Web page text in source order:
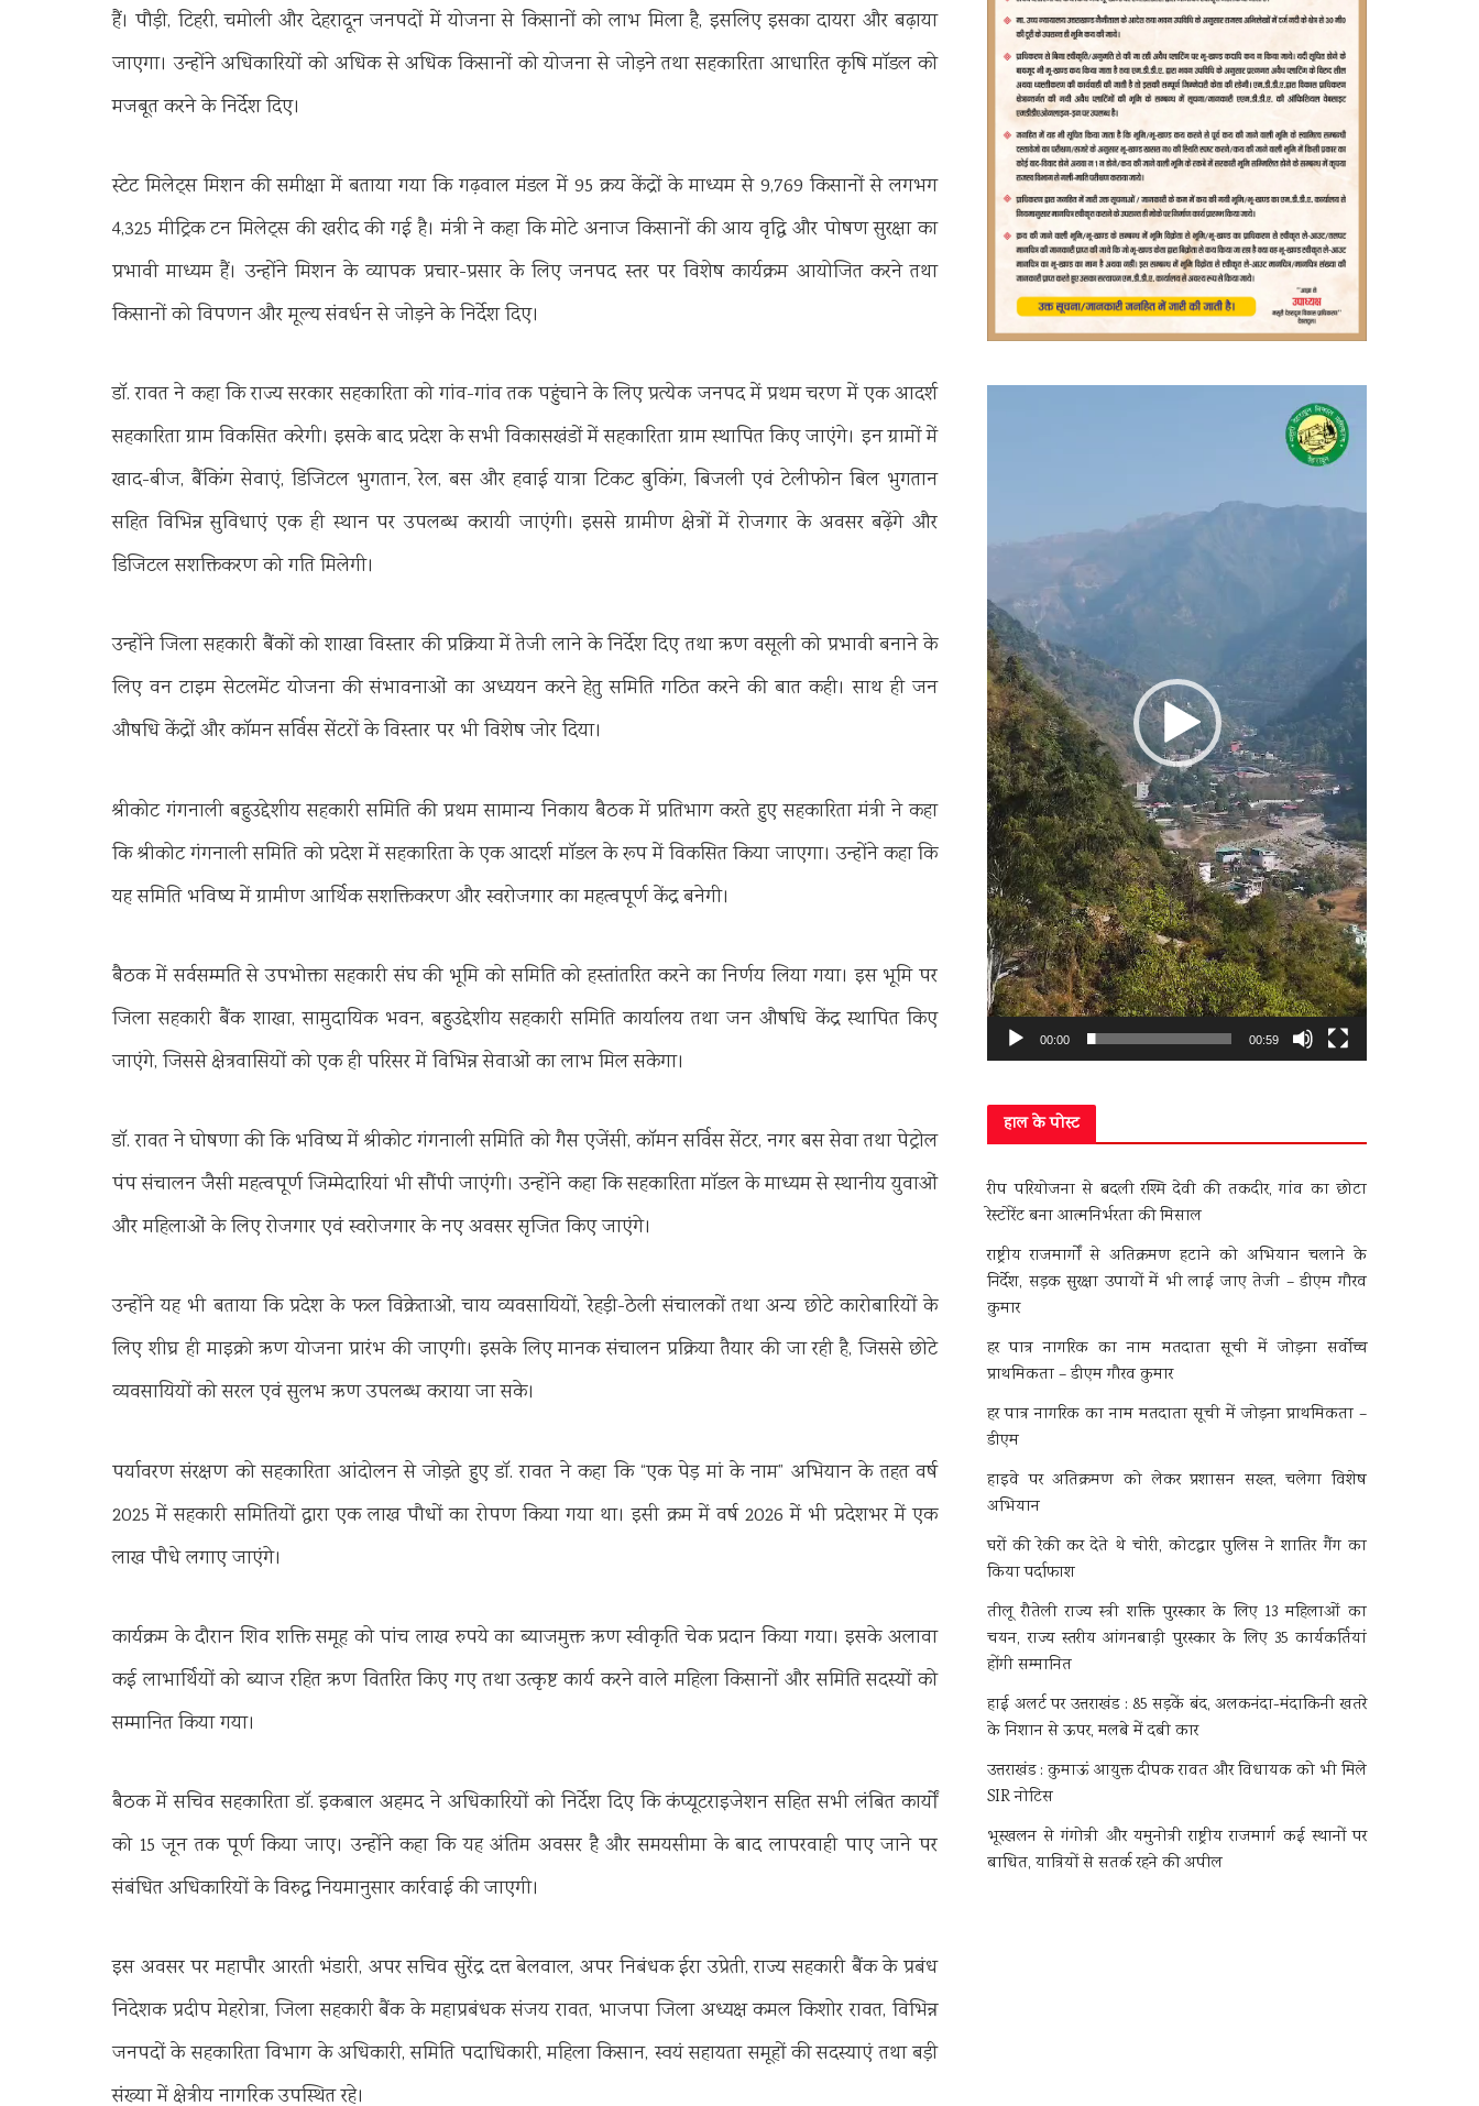
हैं। पौड़ी, टिहरी, चमोली और देहरादून जनपदों में योजना से किसानों को लाभ मिला है, इसलिए इसका दायरा और बढ़ाया
जाएगा। उन्होंने अधिकारियों को अधिक से अधिक किसानों को योजना से जोड़ने तथा सहकारिता आधारित कृषि मॉडल को
मजबूत करने के निर्देश दिए।
स्टेट मिलेट्स मिशन की समीक्षा में बताया गया कि गढ़वाल मंडल में 95 क्रय केंद्रों के माध्यम से 9,769 किसानों से लगभग
4,325 मीट्रिक टन मिलेट्स की खरीद की गई है। मंत्री ने कहा कि मोटे अनाज किसानों की आय वृद्धि और पोषण सुरक्षा का
प्रभावी माध्यम हैं। उन्होंने मिशन के व्यापक प्रचार-प्रसार के लिए जनपद स्तर पर विशेष कार्यक्रम आयोजित करने तथा
किसानों को विपणन और मूल्य संवर्धन से जोड़ने के निर्देश दिए।
डॉ. रावत ने कहा कि राज्य सरकार सहकारिता को गांव-गांव तक पहुंचाने के लिए प्रत्येक जनपद में प्रथम चरण में एक आदर्श
सहकारिता ग्राम विकसित करेगी। इसके बाद प्रदेश के सभी विकासखंडों में सहकारिता ग्राम स्थापित किए जाएंगे। इन ग्रामों में
खाद-बीज, बैंकिंग सेवाएं, डिजिटल भुगतान, रेल, बस और हवाई यात्रा टिकट बुकिंग, बिजली एवं टेलीफोन बिल भुगतान
सहित विभिन्न सुविधाएं एक ही स्थान पर उपलब्ध करायी जाएंगी। इससे ग्रामीण क्षेत्रों में रोजगार के अवसर बढ़ेंगे और
डिजिटल सशक्तिकरण को गति मिलेगी।
उन्होंने जिला सहकारी बैंकों को शाखा विस्तार की प्रक्रिया में तेजी लाने के निर्देश दिए तथा ऋण वसूली को प्रभावी बनाने के
लिए वन टाइम सेटलमेंट योजना की संभावनाओं का अध्ययन करने हेतु समिति गठित करने की बात कही। साथ ही जन
औषधि केंद्रों और कॉमन सर्विस सेंटरों के विस्तार पर भी विशेष जोर दिया।
श्रीकोट गंगनाली बहुउद्देशीय सहकारी समिति की प्रथम सामान्य निकाय बैठक में प्रतिभाग करते हुए सहकारिता मंत्री ने कहा
कि श्रीकोट गंगनाली समिति को प्रदेश में सहकारिता के एक आदर्श मॉडल के रूप में विकसित किया जाएगा। उन्होंने कहा कि
यह समिति भविष्य में ग्रामीण आर्थिक सशक्तिकरण और स्वरोजगार का महत्वपूर्ण केंद्र बनेगी।
बैठक में सर्वसम्मति से उपभोक्ता सहकारी संघ की भूमि को समिति को हस्तांतरित करने का निर्णय लिया गया। इस भूमि पर
जिला सहकारी बैंक शाखा, सामुदायिक भवन, बहुउद्देशीय सहकारी समिति कार्यालय तथा जन औषधि केंद्र स्थापित किए
जाएंगे, जिससे क्षेत्रवासियों को एक ही परिसर में विभिन्न सेवाओं का लाभ मिल सकेगा।
डॉ. रावत ने घोषणा की कि भविष्य में श्रीकोट गंगनाली समिति को गैस एजेंसी, कॉमन सर्विस सेंटर, नगर बस सेवा तथा पेट्रोल
पंप संचालन जैसी महत्वपूर्ण जिम्मेदारियां भी सौंपी जाएंगी। उन्होंने कहा कि सहकारिता मॉडल के माध्यम से स्थानीय युवाओं
और महिलाओं के लिए रोजगार एवं स्वरोजगार के नए अवसर सृजित किए जाएंगे।
उन्होंने यह भी बताया कि प्रदेश के फल विक्रेताओं, चाय व्यवसायियों, रेहड़ी-ठेली संचालकों तथा अन्य छोटे कारोबारियों के
लिए शीघ्र ही माइक्रो ऋण योजना प्रारंभ की जाएगी। इसके लिए मानक संचालन प्रक्रिया तैयार की जा रही है, जिससे छोटे
व्यवसायियों को सरल एवं सुलभ ऋण उपलब्ध कराया जा सके।
पर्यावरण संरक्षण को सहकारिता आंदोलन से जोड़ते हुए डॉ. रावत ने कहा कि “एक पेड़ मां के नाम” अभियान के तहत वर्ष
2025 में सहकारी समितियों द्वारा एक लाख पौधों का रोपण किया गया था। इसी क्रम में वर्ष 2026 में भी प्रदेशभर में एक
लाख पौधे लगाए जाएंगे।
कार्यक्रम के दौरान शिव शक्ति समूह को पांच लाख रुपये का ब्याजमुक्त ऋण स्वीकृति चेक प्रदान किया गया। इसके अलावा
कई लाभार्थियों को ब्याज रहित ऋण वितरित किए गए तथा उत्कृष्ट कार्य करने वाले महिला किसानों और समिति सदस्यों को
सम्मानित किया गया।
बैठक में सचिव सहकारिता डॉ. इकबाल अहमद ने अधिकारियों को निर्देश दिए कि कंप्यूटराइजेशन सहित सभी लंबित कार्यों
को 15 जून तक पूर्ण किया जाए। उन्होंने कहा कि यह अंतिम अवसर है और समयसीमा के बाद लापरवाही पाए जाने पर
संबंधित अधिकारियों के विरुद्ध नियमानुसार कार्रवाई की जाएगी।
इस अवसर पर महापौर आरती भंडारी, अपर सचिव सुरेंद्र दत्त बेलवाल, अपर निबंधक ईरा उप्रेती, राज्य सहकारी बैंक के प्रबंध
निदेशक प्रदीप मेहरोत्रा, जिला सहकारी बैंक के महाप्रबंधक संजय रावत, भाजपा जिला अध्यक्ष कमल किशोर रावत, विभिन्न
जनपदों के सहकारिता विभाग के अधिकारी, समिति पदाधिकारी, महिला किसान, स्वयं सहायता समूहों की सदस्याएं तथा बड़ी
संख्या में क्षेत्रीय नागरिक उपस्थित रहे।
00:00 00:59
हाल के पोस्ट
रीप परियोजना से बदली रश्मि देवी की तकदीर, गांव का छोटा
रेस्टोरेंट बना आत्मनिर्भरता की मिसाल
राष्ट्रीय राजमार्गों से अतिक्रमण हटाने को अभियान चलाने के
निर्देश, सड़क सुरक्षा उपायों में भी लाई जाए तेजी – डीएम गौरव
कुमार
हर पात्र नागरिक का नाम मतदाता सूची में जोड़ना सर्वोच्च
प्राथमिकता – डीएम गौरव कुमार
हर पात्र नागरिक का नाम मतदाता सूची में जोड़ना प्राथमिकता –
डीएम
हाइवे पर अतिक्रमण को लेकर प्रशासन सख्त, चलेगा विशेष
अभियान
घरों की रेकी कर देते थे चोरी, कोटद्वार पुलिस ने शातिर गैंग का
किया पर्दाफाश
तीलू रौतेली राज्य स्त्री शक्ति पुरस्कार के लिए 13 महिलाओं का
चयन, राज्य स्तरीय आंगनबाड़ी पुरस्कार के लिए 35 कार्यकर्तियां
होंगी सम्मानित
हाई अलर्ट पर उत्तराखंड : 85 सड़कें बंद, अलकनंदा-मंदाकिनी खतरे
के निशान से ऊपर, मलबे में दबी कार
उत्तराखंड : कुमाऊं आयुक्त दीपक रावत और विधायक को भी मिले
SIR नोटिस
भूस्खलन से गंगोत्री और यमुनोत्री राष्ट्रीय राजमार्ग कई स्थानों पर
बाधित, यात्रियों से सतर्क रहने की अपील